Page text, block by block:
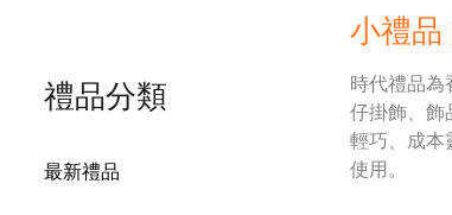
禮品分類
最新禮品
小禮品
時代禮品
仔掛飾、飾
輕巧、成本
使用。